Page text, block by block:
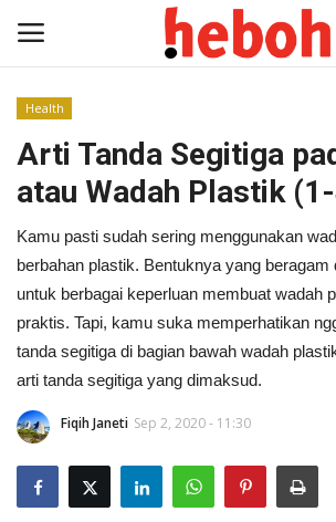
Home
Entertainment
Lifestyle
Video
News
Health
Arti Tanda Segitiga
atau Wadah Plastik
Kamu pasti sudah sering menggunakan
berbahan plastik. Bentuknya yang beragam
untuk berbagai keperluan membuat wadah
praktis. Tapi, kamu suka memperhatikan
tanda segitiga di bagian bawah wadah
arti tanda segitiga yang dimaksud.
Fiqih Janeti Sep 2, 2020 - 11:30